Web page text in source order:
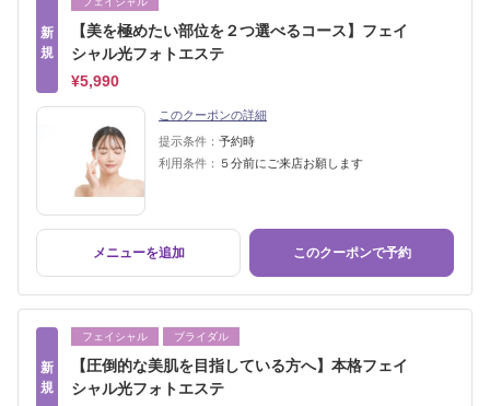
新
規
【美を極めたい部位を２つ選べるコース】フェイ
シャル光フォトエステ
¥5,990
このクーポンの詳細
提示条件： 予約時
利用条件：
５分前にご来店お願します
メニューを追加 このクーポンで予約
新
規
フェイシャル ブライダル
【圧倒的な美肌を目指している方へ】本格フェイ
シャル光フォトエステ